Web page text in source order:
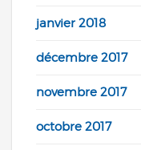
janvier 2018
décembre 2017
novembre 2017
octobre 2017